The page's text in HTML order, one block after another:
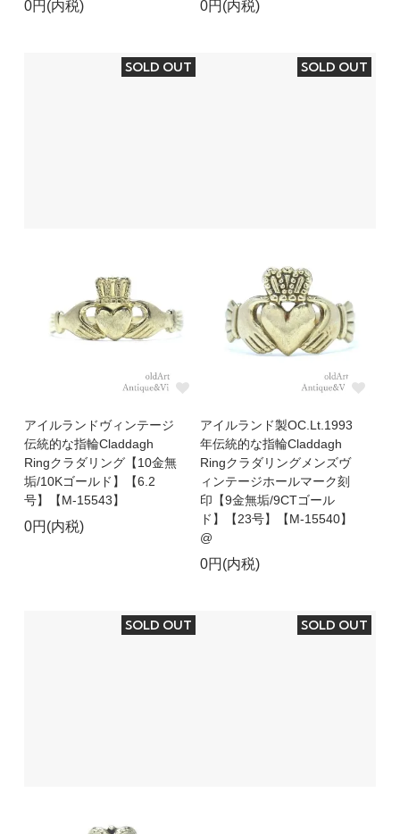
0円(内税) 0円(内税)
SOLD OUT
アイルランドヴィンテージ
伝統的な指輪Claddagh
Ringクラダリング【10金無
垢/10Kゴールド】【6.2
号】【M-15543】
0円(内税)
SOLD OUT
アイルランド製OC.Lt.1993
年伝統的な指輪Claddagh
Ringクラダリングメンズヴ
ィンテージホールマーク刻
印【9金無垢/9CTゴール
ド】【23号】【M-15540】
@
0円(内税)
SOLD OUT SOLD OUT